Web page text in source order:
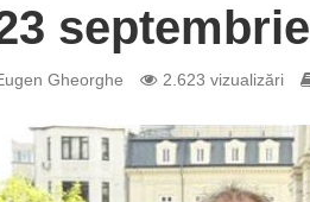
septembrie
Gheorghe 2.623 vizualizări